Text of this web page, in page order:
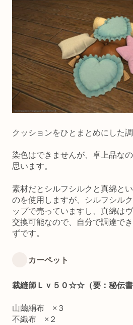
クッションをひとまとめにした調
染色はできませんが、卓上品な
思います。
素材だとシルフシルクと真綿と
のを使用しますが、シルフシル
ップで売っていますし、真綿は
交換可能なので、自分で調達で
ずです。
カーペット
裁縫師Ｌｖ５０☆☆（要：秘伝書
山繭絹布 ×３
不織布 ×２